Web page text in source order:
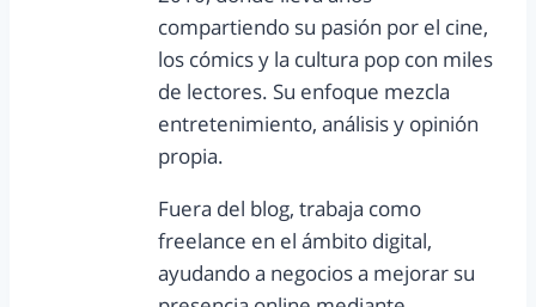
compartiendo su pasión por el cine,
los cómics y la cultura pop con miles
de lectores. Su enfoque mezcla
entretenimiento, análisis y opinión
propia.
Fuera del blog, trabaja como
freelance en el ámbito digital,
ayudando a negocios a mejorar su